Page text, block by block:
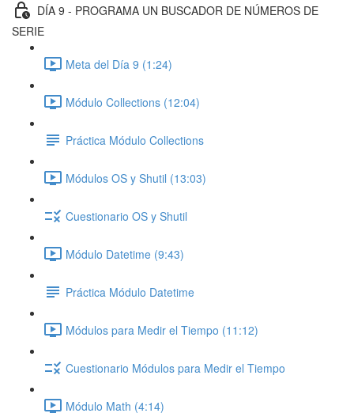
DÍA 9 - PROGRAMA UN BUSCADOR DE NÚMEROS DE
SERIE
Meta del Día 9 (1:24)
Módulo Collections (12:04)
Práctica Módulo Collections
Módulos OS y Shutil (13:03)
Cuestionario OS y Shutil
Módulo Datetime (9:43)
Práctica Módulo Datetime
Módulos para Medir el Tiempo (11:12)
Cuestionario Módulos para Medir el Tiempo
Módulo Math (4:14)